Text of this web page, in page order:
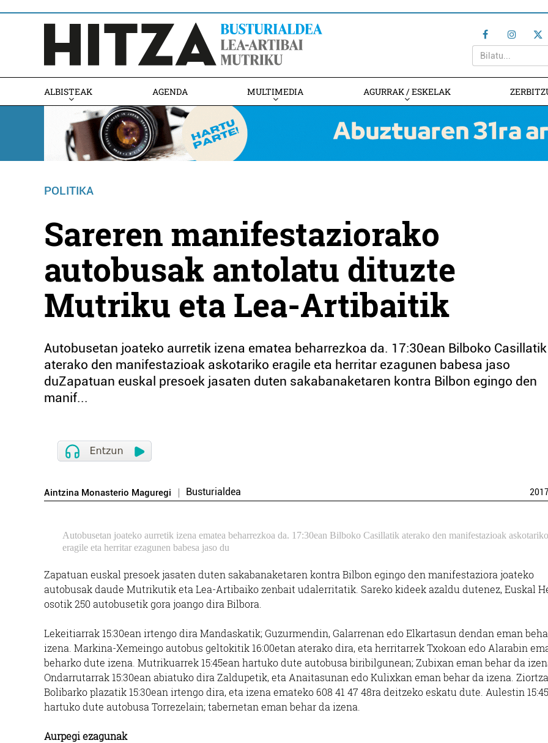
ALBISTEAK AGENDA MULTIMEDIA AGURRAK / ESKELAK
POLITIKA
Sareren manifestaziorako
autobusak antolatu dituzte
Mutriku eta Lea-Artibaitik
Autobusetan joateko aurretik izena ematea beharrezkoa da. 17:30ean Bilboko Casillatik
aterako den manifestazioak askotariko eragile eta herritar ezagunen babesa jaso
duZapatuan euskal presoek jasaten duten sakabanaketaren kontra Bilbon egingo den
manif...
Aintzina Monasterio Maguregi Busturialdea
Autobusetan joateko aurretik izena ematea beharrezkoa da. 17:30ean Bilboko Casillatik aterako den manifestazioak askotariko
eragile eta herritar ezagunen babesa jaso du
Zapatuan euskal presoek jasaten duten sakabanaketaren kontra Bilbon egingo den manifestaziora joateko
autobusak daude Mutrikutik eta Lea-Artibaiko zenbait udalerritatik. Sareko kideek azaldu dutenez, Euskal
osotik 250 autobusetik gora joango dira Bilbora.
Lekeitiarrak 15:30ean irtengo dira Mandaskatik; Guzurmendin, Galarrenan edo Elkartasun dendan eman
izena. Markina-Xemeingo autobus geltokitik 16:00etan aterako dira, eta herritarrek Txokoan edo Alarabin
beharko dute izena. Mutrikuarrek 15:45ean hartuko dute autobusa biribilgunean; Zubixan eman behar da
Ondarrutarrak 15:30ean abiatuko dira Zaldupetik, eta Anaitasunan edo Kulixkan eman behar da izena.
Bolibarko plazatik 15:30ean irtengo dira, eta izena emateko 608 41 47 48ra deitzeko eskatu dute. Aulestin
hartuko dute autobusa Torrezelain; tabernetan eman behar da izena.
Aurpegi ezagunak